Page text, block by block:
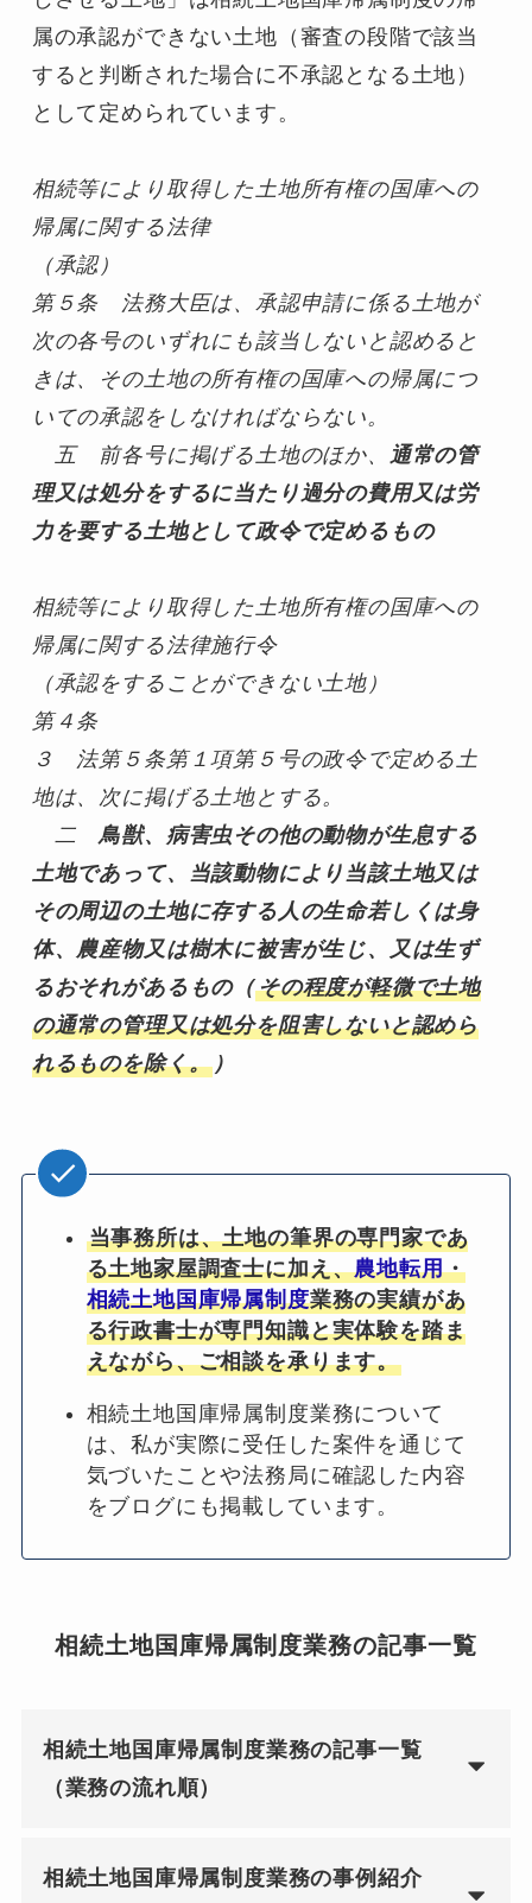
属の承認ができない土地（審査の段階で該当
すると判断された場合に不承認となる土地）
として定められています。
相続等により取得した土地所有権の国庫への
帰属に関する法律
（承認）
第５条　法務大臣は、承認申請に係る土地が
次の各号のいずれにも該当しないと認めると
きは、その土地の所有権の国庫への帰属につ
いての承認をしなければならない。
五　前各号に掲げる土地のほか、
通常の管
理又は処分をするに当たり過分の費用又は労
力を要する土地として政令で定めるもの
相続等により取得した土地所有権の国庫への
帰属に関する法律施行令
（承認をすることができない土地）
第４条
３　法第５条第１項第５号の政令で定める土
地は、次に掲げる土地とする。
二 鳥獣、病害虫その他の動物が生息する
土地であって、当該動物により当該土地又は
その周辺の土地に存する人の生命若しくは身
体、農産物又は樹木に被害が生じ、又は生ず
るおそれがあるもの（その程度が軽微で土地
の通常の管理又は処分を阻害しないと認めら
れるものを除く。 ）
当事務所は、土地の筆界の専門家であ
る土地家屋調査士に加え、農地転用・
相続土地国庫帰属制度業務の実績があ
る行政書士が専門知識と実体験を踏ま
えながら、ご相談を承ります。
相続土地国庫帰属制度業務について
は、私が実際に受任した案件を通じて
気づいたことや法務局に確認した内容
をブログにも掲載しています。
相続土地国庫帰属制度業務の記事一覧
相続土地国庫帰属制度業務の記事一覧
（業務の流れ順）
相続土地国庫帰属制度業務の事例紹介